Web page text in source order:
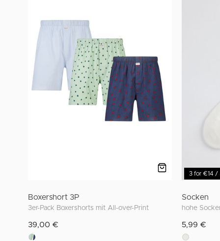
Boxershort 3P
3er-Pack Boxershorts mit All-over-Print
39,00 €
3 for €14 /
Socken
hohe
5,99 €